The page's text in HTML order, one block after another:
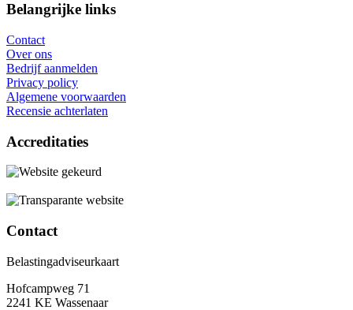
Belangrijke links
Contact
Over ons
Bedrijf aanmelden
Privacy policy
Algemene voorwaarden
Recensie achterlaten
Accreditaties
Contact
Belastingadviseurkaart
Hofcampweg 71
2241 KE Wassenaar